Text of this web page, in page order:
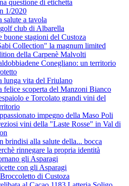
questione di etichetta
1/2020
salute a tavola
club di Albarella
buone stagioni del Custoza
Collection" la magnum limited
della Carpenè Malvolti
Conegliano: un territorio
lunga vita del Friulano
felice scoperta del Manzoni Bianco
e Torcolato grandi vini del
impegno della Maso Poli
vini della "Laste Rosse" in Val di
brindisi alla salute della... bocca
rinnegare la propria identità
gli Asparagi
con gli Asparagi
di Custoza